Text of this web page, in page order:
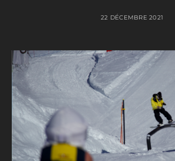
22 DÉCEMBRE 2021